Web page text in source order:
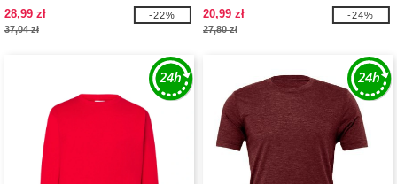
28,99 zł
37,04 zł
-22%
20,99 zł
27,80 zł
-24%